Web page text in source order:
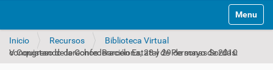
Mostrar/
Inicio Recursos
Biblioteca Virtual
V Congreso de la Confederación Estatal de Personas Sordas: conquistando derechos: Barcelona, 28 y 29 de mayo de 2010